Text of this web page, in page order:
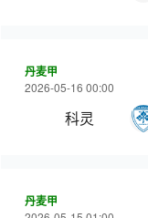
丹麦甲
2026-05-16 00:00
科灵
丹麦甲